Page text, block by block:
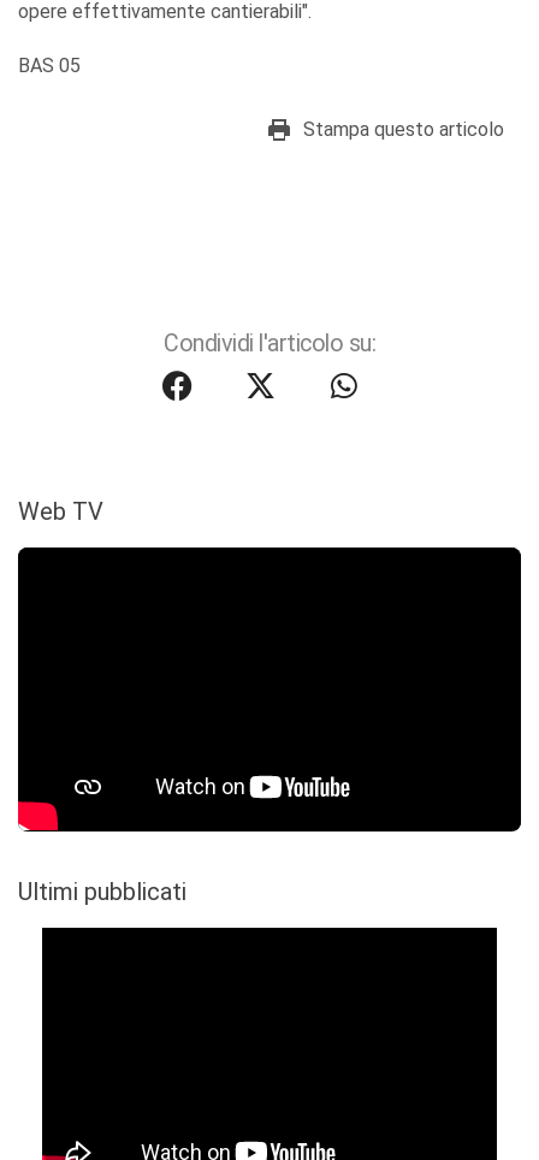
opere effettivamente cantierabili".
BAS 05
Stampa questo articolo
Condividi l'articolo su:
Web TV
Ultimi pubblicati